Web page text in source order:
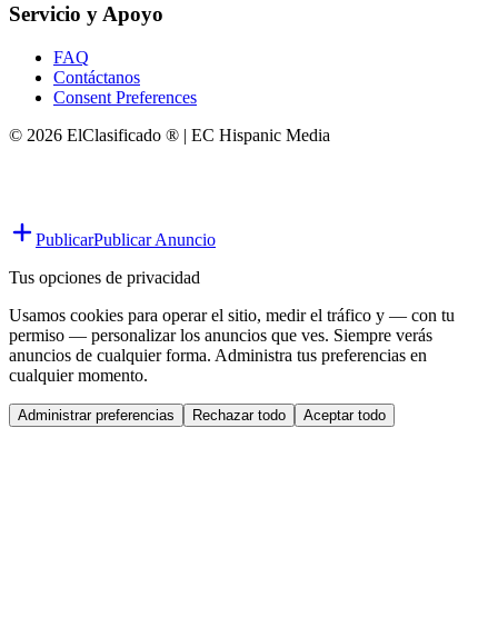
Servicio y Apoyo
FAQ
Contáctanos
Consent Preferences
© 2026 ElClasificado ® | EC Hispanic Media
PublicarPublicar Anuncio
Tus opciones de privacidad
Usamos cookies para operar el sitio, medir el tráfico y — con tu
permiso — personalizar los anuncios que ves. Siempre verás
anuncios de cualquier forma. Administra tus preferencias en
cualquier momento.
Administrar preferencias Rechazar todo Aceptar todo